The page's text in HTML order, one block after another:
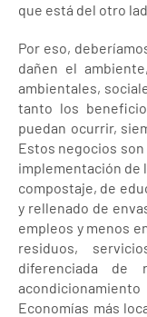
que está del otro
Por eso,
dañen el
ambientales,
tanto los
puedan ocurrir,
Estos negocios
implementación de
compostaje, de
y rellenado de
empleos y menos
residuos,
diferenciada de
Economías más